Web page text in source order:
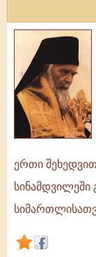
ამქვეყნად
დევნის,
შეხედვით
ერთი
სინამდვილეში